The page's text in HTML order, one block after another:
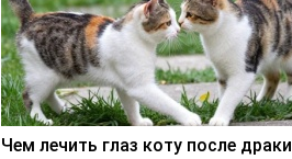
Чем лечить глаз коту после драки